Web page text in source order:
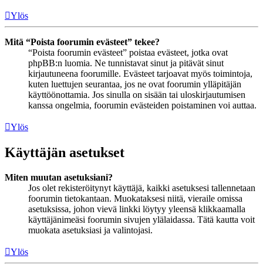
Ylös
Mitä “Poista foorumin evästeet” tekee?
“Poista foorumin evästeet” poistaa evästeet, jotka ovat
phpBB:n luomia. Ne tunnistavat sinut ja pitävät sinut
kirjautuneena foorumille. Evästeet tarjoavat myös toimintoja,
kuten luettujen seurantaa, jos ne ovat foorumin ylläpitäjän
käyttöönottamia. Jos sinulla on sisään tai uloskirjautumisen
kanssa ongelmia, foorumin evästeiden poistaminen voi auttaa.
Ylös
Käyttäjän asetukset
Miten muutan asetuksiani?
Jos olet rekisteröitynyt käyttäjä, kaikki asetuksesi tallennetaan
foorumin tietokantaan. Muokataksesi niitä, vieraile omissa
asetuksissa, johon vievä linkki löytyy yleensä klikkaamalla
käyttäjänimeäsi foorumin sivujen ylälaidassa. Tätä kautta voit
muokata asetuksiasi ja valintojasi.
Ylös